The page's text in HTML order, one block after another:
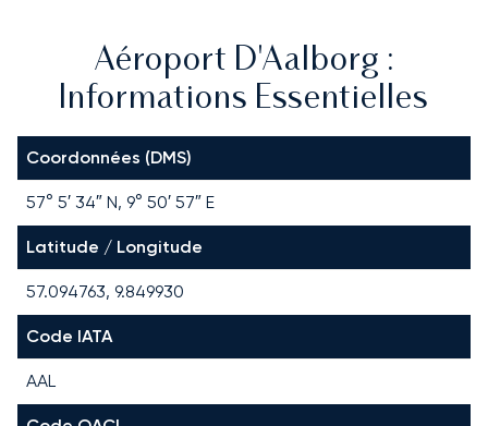
Aéroport D'Aalborg :
Informations Essentielles
Coordonnées (DMS)
57° 5′ 34″ N, 9° 50′ 57″ E
Latitude / Longitude
57.094763, 9.849930
Code IATA
AAL